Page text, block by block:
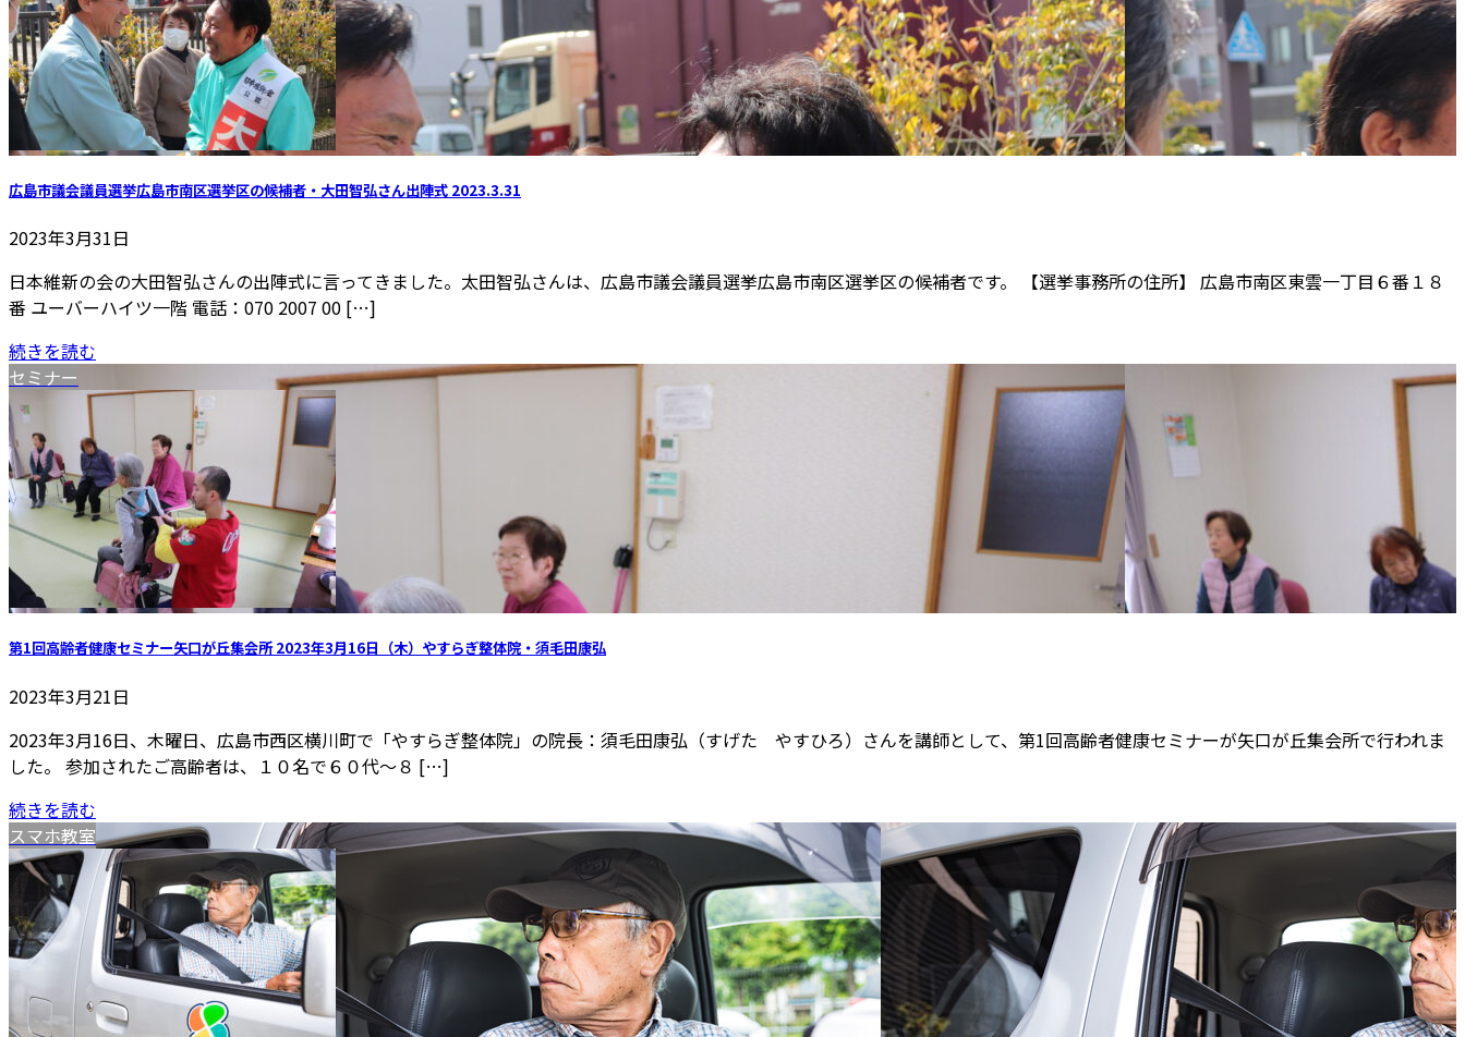
広島市議会議員選挙広島市南区選挙区の候補者・大田智弘さん出陣式 2023.3.31
2023年3月31日
日本維新の会の大田智弘さんの出陣式に言ってきました。太田智弘さんは、広島市議会議員選挙広島市南区選挙区の候補者です。 【選挙事務所の住所】 広島市南区東雲一丁目６番１８
番 ユーバーハイツ一階 電話：070 2007 00 […]
続きを読む
セミナー
第1回高齢者健康セミナー矢口が丘集会所 2023年3月16日（木）やすらぎ整体院・須毛田康弘
2023年3月21日
2023年3月16日、木曜日、広島市西区横川町で「やすらぎ整体院」の院長：須毛田康弘（すげた やすひろ）さんを講師として、第1回高齢者健康セミナーが矢口が丘集会所で行われま
した。 参加されたご高齢者は、１０名で６０代～８ […]
続きを読む
スマホ教室